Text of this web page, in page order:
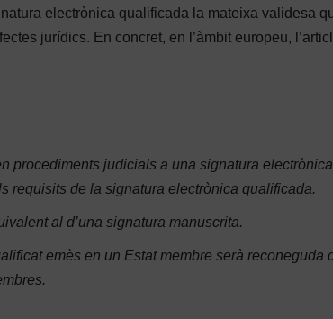
electrònica qualificada la mateixa validesa
jurídics. En concret, en l’àmbit europeu,
procediments judicials a una signatura
requisits de la signatura electrònica qualificada.
al d’una signatura manuscrita.
emès en un Estat membre serà reconeguda